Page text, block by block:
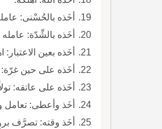
أخَذه بالحُسْنى:
أخَذه بالشِّدّة:
أخَذه بعين
أخَذه على حين غرّة:
أخَذه على عاتقه:
أخَذ وأعطى: تعامل
أخَذ وقته: تصرَّف